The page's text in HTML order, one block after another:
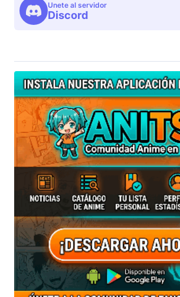
Unete al servidor
Discord